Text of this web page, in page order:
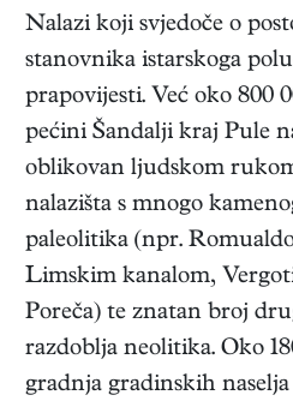
Nalazi koji svjedoče o
stanovnika istarskoga
prapovijesti. Već oko 800
pećini Šandalji kraj Pule
oblikovan ljudskom
nalazišta s mnogo
paleolitika (npr.
Limskim kanalom,
Poreča) te znatan broj
razdoblja neolitika. Oko
gradnja gradinskih